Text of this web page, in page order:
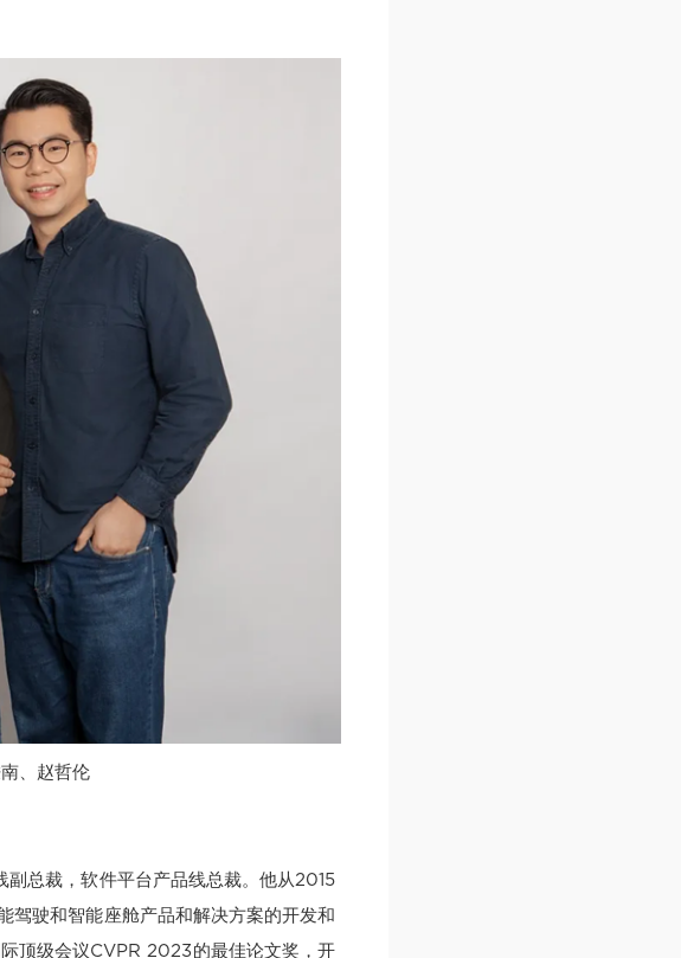
、赵哲伦
总裁，软件平台产品线总裁。他从2015
驾驶和智能座舱产品和解决方案的开发和
顶级会议CVPR 2023的最佳论文奖，开